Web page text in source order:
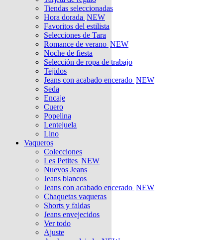
Tiendas seleccionadas
Hora dorada NEW
Favoritos del estilista
Selecciones de Tara
Romance de verano NEW
Noche de fiesta
Selección de ropa de trabajo
Tejidos
Jeans con acabado encerado NEW
Seda
Encaje
Cuero
Popelina
Lentejuela
Lino
Vaqueros
Colecciones
Les Petites NEW
Nuevos Jeans
Jeans blancos
Jeans con acabado encerado NEW
Chaquetas vaqueras
Shorts y faldas
Jeans envejecidos
Ver todo
Ajuste